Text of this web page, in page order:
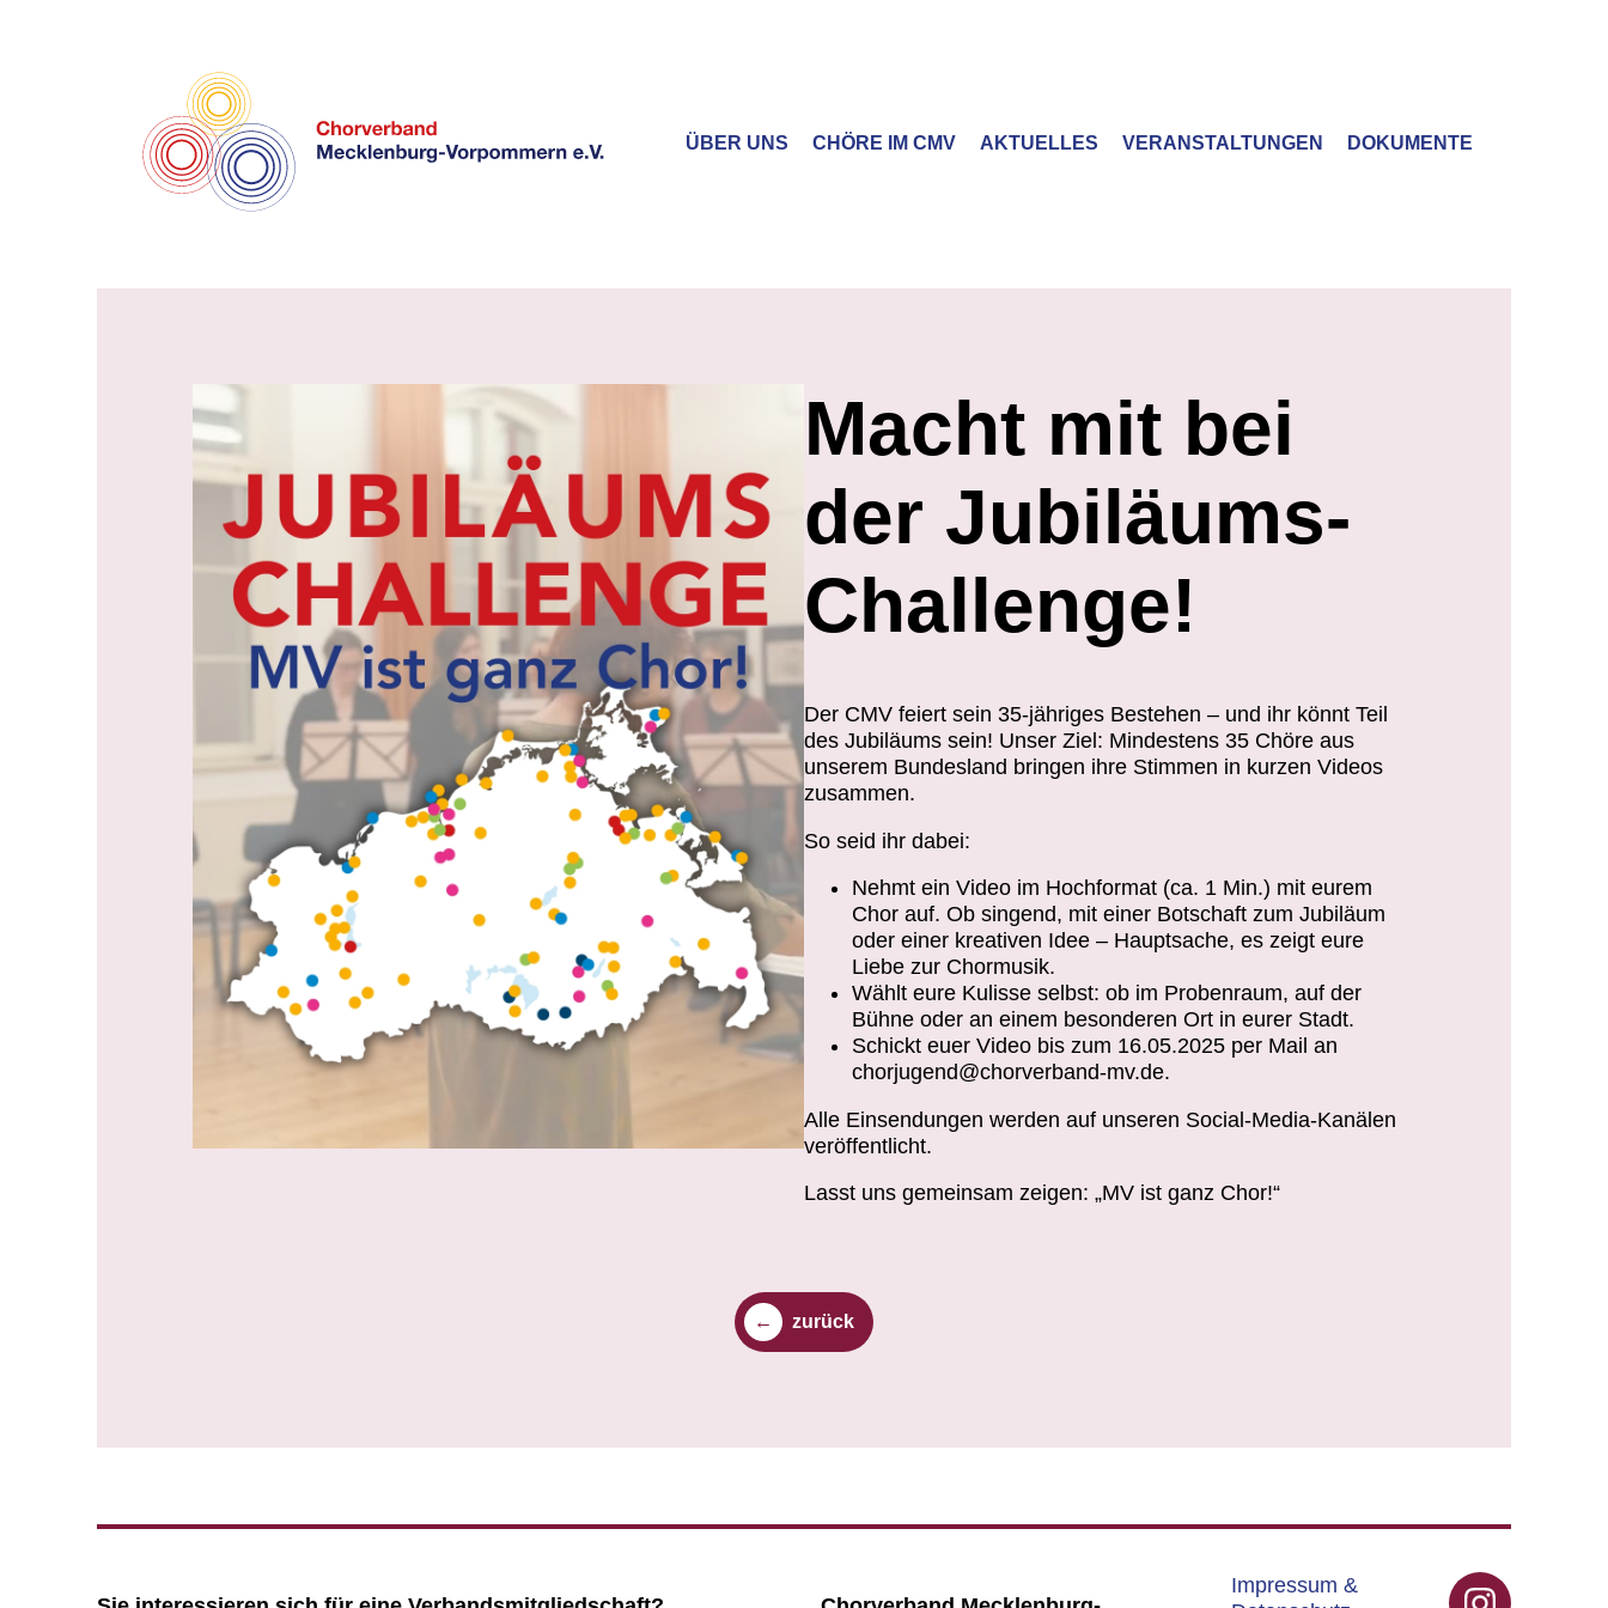
ÜBER UNS CHÖRE IM CMV AKTUELLES VERANSTALTUNGEN DOKUMENTE
Macht mit bei
der Jubiläums-
Challenge!
Der CMV feiert sein 35-jähriges Bestehen – und ihr könnt Teil
des Jubiläums sein! Unser Ziel: Mindestens 35 Chöre aus
unserem Bundesland bringen ihre Stimmen in kurzen Videos
zusammen.
So seid ihr dabei:
Nehmt ein Video im Hochformat (ca. 1 Min.) mit eurem
Chor auf. Ob singend, mit einer Botschaft zum Jubiläum
oder einer kreativen Idee – Hauptsache, es zeigt eure
Liebe zur Chormusik.
Wählt eure Kulisse selbst: ob im Probenraum, auf der
Bühne oder an einem besonderen Ort in eurer Stadt.
Schickt euer Video bis zum 16.05.2025 per Mail an
chorjugend@chorverband-mv.de.
Alle Einsendungen werden auf unseren Social-Media-Kanälen
veröffentlicht.
Lasst uns gemeinsam zeigen: „MV ist ganz Chor!“
zurück
Impressum &